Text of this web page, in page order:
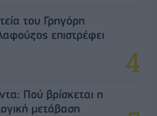
του Γρηγόρη
επιστρέφει
Πού βρίσκεται η
μετάβαση